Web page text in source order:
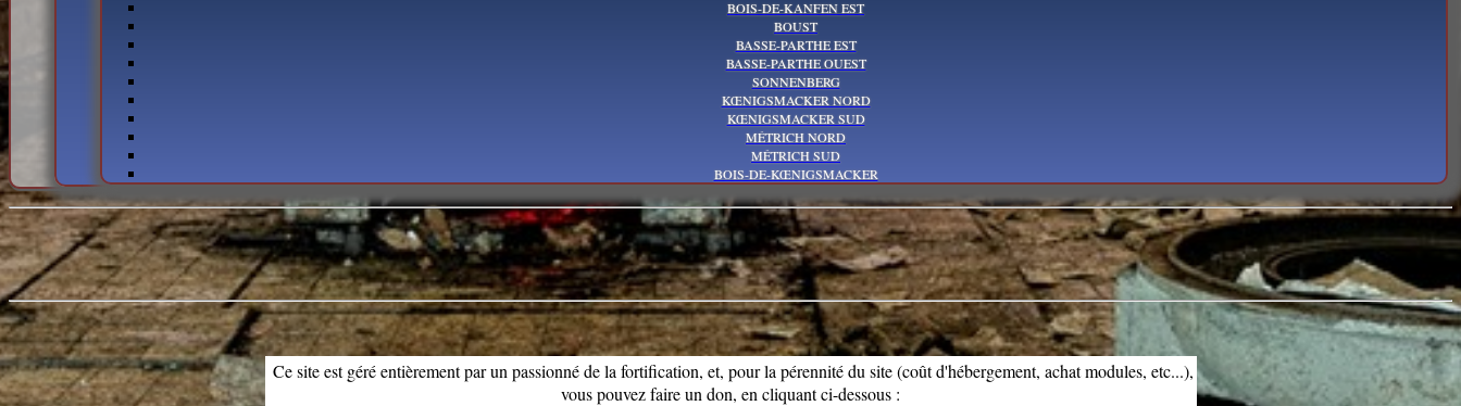
BOIS-DE-KANFEN EST
BOUST
BASSE-PARTHE EST
BASSE-PARTHE OUEST
SONNENBERG
KŒNIGSMACKER NORD
KŒNIGSMACKER SUD
MÉTRICH NORD
MÉTRICH SUD
BOIS-DE-KŒNIGSMACKER
Ce site est géré entièrement par un passionné de la fortification, et, pour la pérennité du site (coût d'hébergement, achat modules, etc...),
vous pouvez faire un don, en cliquant ci-dessous :